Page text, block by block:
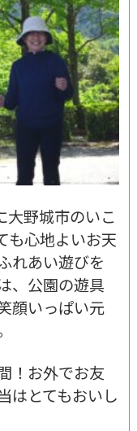
大野城市のいこ
も心地よいお天
れあい遊びを
、公園の遊具
顔いっぱい元
！お外でお友
はとてもおいし